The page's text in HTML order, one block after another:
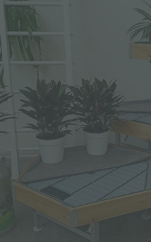
PLUS DE RÉSULTATS POUR